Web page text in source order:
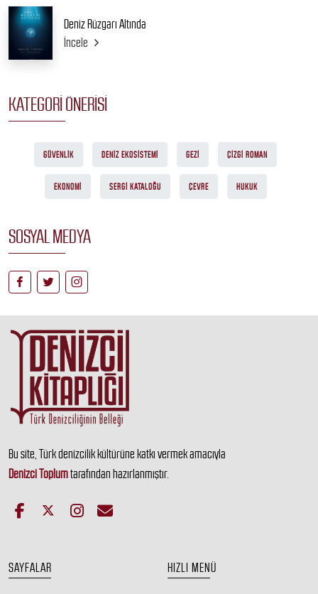
Deniz Rüzgarı Altında
İncele
KATEGORI ÖNERISI
GÜVENLIK DENIZ EKOSISTEMI GEZI ÇIZGI ROMAN
EKONOMI SERGI KATALOĞU ÇEVRE HUKUK
SOSYAL MEDYA
Bu site, Türk denizcilik kültürüne katkı vermek amacıyla
Denizci Toplumtarafından hazırlanmıştır.
SAYFALAR HIZLI MENÜ